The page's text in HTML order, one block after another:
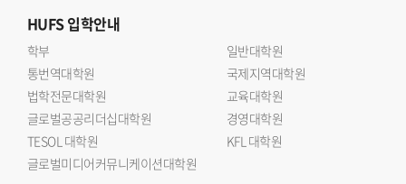
HUFS입학안내
학부
일반대학원
통번역대학원
국제지역대학원
법학전문대학원
교육대학원
글로벌공공리더십대학원
경영대학원
TESOL 대학원
KFL 대학원
글로벌미디어커뮤니케이션대학원